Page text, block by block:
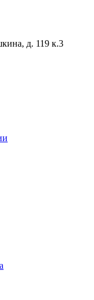
д. 119 к.3